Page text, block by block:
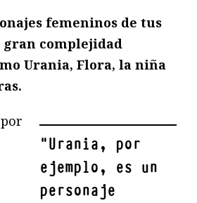
femeninos de tus
gran complejidad
Urania, Flora, la niña
"Urania, por
ejemplo, es un
personaje